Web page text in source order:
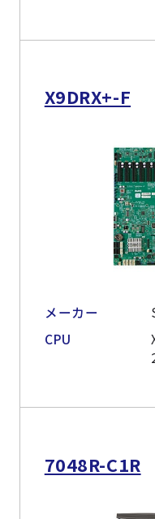
X9DRX+-F
メーカー
CPU
7048R-C1R